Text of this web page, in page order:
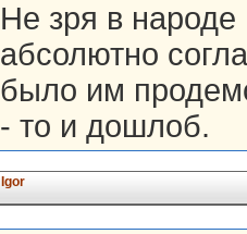
Не зря в
абсолютно
было им
- то и дошлоб.
Igor